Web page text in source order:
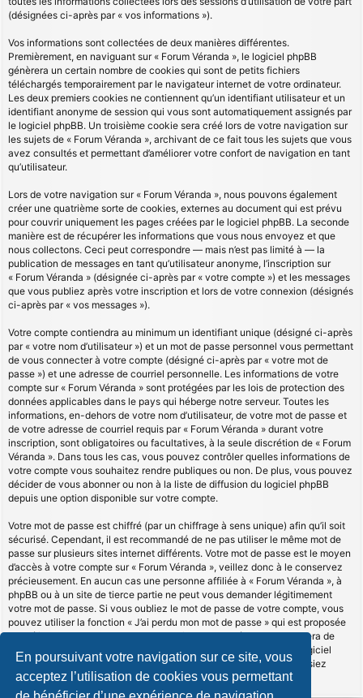
En poursuivant votre navigation sur ce site, vous
acceptez l’utilisation de cookies vous permettant
(désignées ci-après par « vos informations »).
Vos informations sont collectées de deux manières différentes.
Premièrement, en naviguant sur « Forum Véranda », le logiciel phpBB
génèrera un certain nombre de cookies qui sont de petits fichiers
téléchargés temporairement par le navigateur internet de votre ordinateur.
Les deux premiers cookies ne contiennent qu’un identifiant utilisateur et un
identifiant anonyme de session qui vous sont automatiquement assignés par
le logiciel phpBB. Un troisième cookie sera créé lors de votre navigation sur
les sujets de « Forum Véranda », archivant de ce fait tous les sujets que vous
avez consultés et permettant d’améliorer votre confort de navigation en tant
qu’utilisateur.
Lors de votre navigation sur « Forum Véranda », nous pouvons également
créer une quatrième sorte de cookies, externes au document qui est prévu
pour couvrir uniquement les pages créées par le logiciel phpBB. La seconde
manière est de récupérer les informations que vous nous envoyez et que
nous collectons. Ceci peut correspondre — mais n’est pas limité à — la
publication de messages en tant qu’utilisateur anonyme, l’inscription sur
« Forum Véranda » (désignée ci-après par « votre compte ») et les messages
que vous publiez après votre inscription et lors de votre connexion (désignés
ci-après par « vos messages »).
Votre compte contiendra au minimum un identifiant unique (désigné ci-après
par « votre nom d’utilisateur ») et un mot de passe personnel vous permettant
de vous connecter à votre compte (désigné ci-après par « votre mot de
passe ») et une adresse de courriel personnelle. Les informations de votre
compte sur « Forum Véranda » sont protégées par les lois de protection des
données applicables dans le pays qui héberge notre serveur. Toutes les
informations, en-dehors de votre nom d’utilisateur, de votre mot de passe et
de votre adresse de courriel requis par « Forum Véranda » durant votre
inscription, sont obligatoires ou facultatives, à la seule discrétion de « Forum
Véranda ». Dans tous les cas, vous pouvez contrôler quelles informations de
votre compte vous souhaitez rendre publiques ou non. De plus, vous pouvez
décider de vous abonner ou non à la liste de diffusion du logiciel phpBB
depuis une option disponible sur votre compte.
Votre mot de passe est chiffré (par un chiffrage à sens unique) afin qu’il soit
sécurisé. Cependant, il est recommandé de ne pas utiliser le même mot de
passe sur plusieurs sites internet différents. Votre mot de passe est le moyen
d’accès à votre compte sur « Forum Véranda », veillez donc à le conservez
précieusement. En aucun cas une personne affiliée à « Forum Véranda », à
phpBB ou à un site de tierce partie ne peut vous demander légitimement
votre mot de passe. Si vous oubliez le mot de passe de votre compte, vous
pouvez utiliser la fonction « J’ai perdu mon mot de passe » qui est proposée
par défaut sur le logiciel phpBB. Cette fonctionnalité vous demandera de
spécifier votre nom d’utilisateur et votre adresse de courriel et le logiciel
phpBB générera alors un nouveau mot de passe afin que vous puissiez
reprendre le contrôle de votre compte.